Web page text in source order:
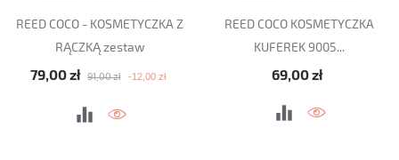
REED COCO - KOSMETYCZKA Z
RĄCZKĄ zestaw
Cena podstawowa
91,00 zł -12,00 zł
Cena
79,00 zł
REED COCO KOSMETYCZKA
KUFEREK 9005...
Cena
69,00 zł